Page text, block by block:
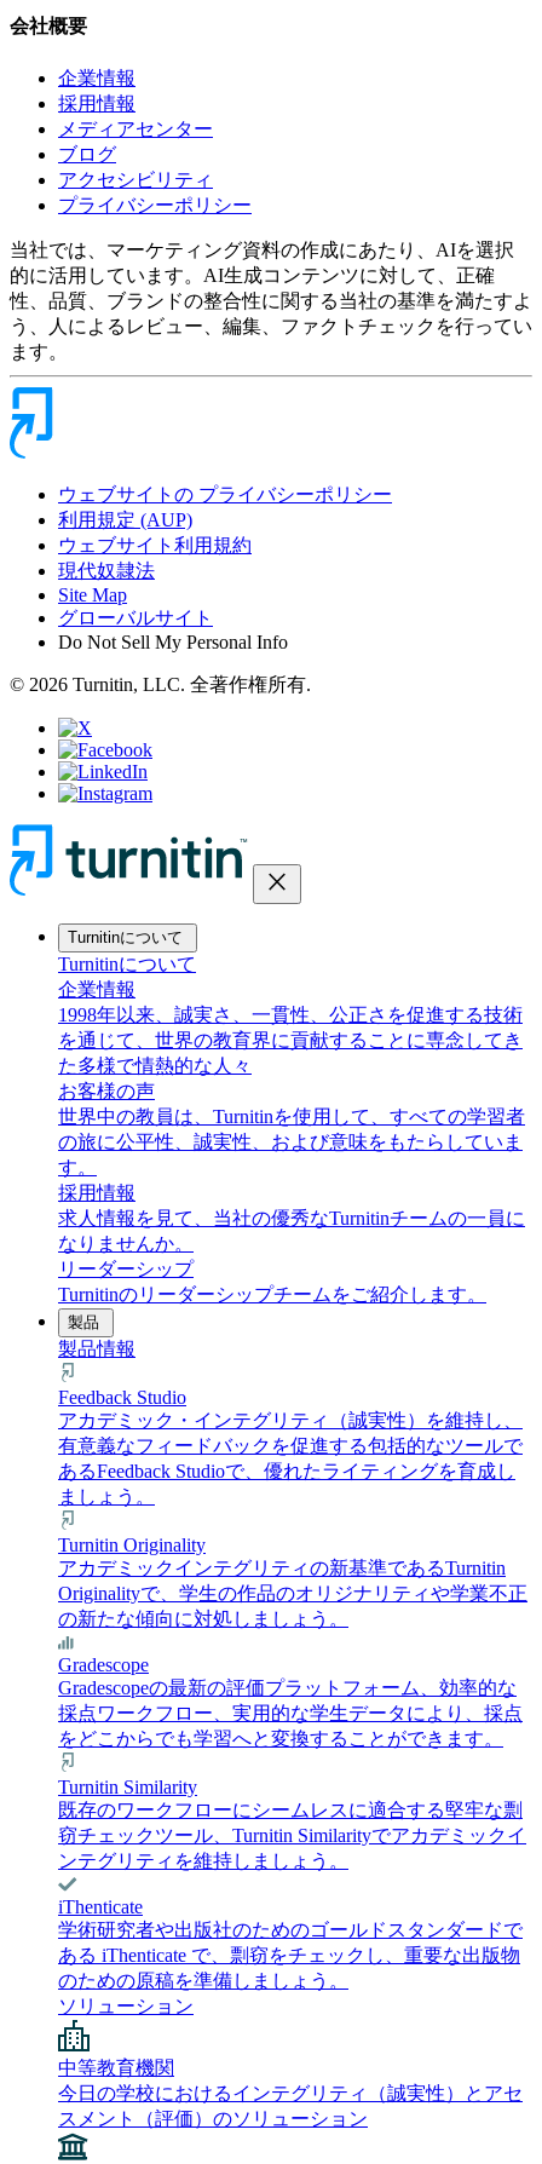
会社概要
企業情報
採用情報
メディアセンター
ブログ
アクセシビリティ
プライバシーポリシー
当社では、マーケティング資料の作成にあたり、AIを選択
的に活用しています。AI生成コンテンツに対して、正確
性、品質、ブランドの整合性に関する当社の基準を満たすよ
う、人によるレビュー、編集、ファクトチェックを行ってい
ます。
ウェブサイトの プライバシーポリシー
利用規定 (AUP)
ウェブサイト利用規約
現代奴隷法
Site Map
グローバルサイト
Do Not Sell My Personal Info
© 2026 Turnitin, LLC. 全著作権所有.
close
Turnitinについて
Turnitinについて
企業情報
1998年以来、誠実さ、一貫性、公正さを促進する技術
を通じて、世界の教育界に貢献することに専念してき
た多様で情熱的な人々
お客様の声
世界中の教員は、Turnitinを使用して、すべての学習者
の旅に公平性、誠実性、および意味をもたらしていま
す。
採用情報
求人情報を見て、当社の優秀なTurnitinチームの一員に
なりませんか。
リーダーシップ
Turnitinのリーダーシップチームをご紹介します。
製品
製品情報
Feedback Studio
アカデミック・インテグリティ（誠実性）を維持し、
有意義なフィードバックを促進する包括的なツールで
あるFeedback Studioで、優れたライティングを育成し
ましょう。
Turnitin Originality
アカデミックインテグリティの新基準であるTurnitin
Originalityで、学生の作品のオリジナリティや学業不正
の新たな傾向に対処しましょう。
Gradescope
Gradescopeの最新の評価プラットフォーム、効率的な
採点ワークフロー、実用的な学生データにより、採点
をどこからでも学習へと変換することができます。
Turnitin Similarity
既存のワークフローにシームレスに適合する堅牢な剽
窃チェックツール、Turnitin Similarityでアカデミックイ
ンテグリティを維持しましょう。
iThenticate
学術研究者や出版社のためのゴールドスタンダードで
ある iThenticate で、剽窃をチェックし、重要な出版物
のための原稿を準備しましょう。
ソリューション
中等教育機関
今日の学校におけるインテグリティ（誠実性）とアセ
スメント（評価）のソリューション